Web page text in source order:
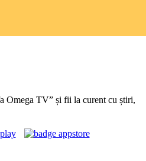
Omega TV” și fii la curent cu știri,